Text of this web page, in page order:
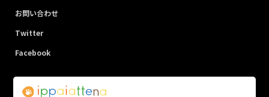
お問い合わせ
Twitter
Facebook